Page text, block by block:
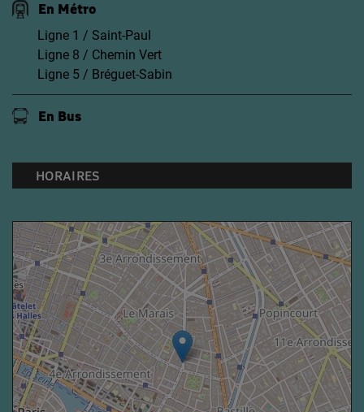
En Métro
Ligne 1 / Saint-Paul
Ligne 8 / Chemin Vert
Ligne 5 / Bréguet-Sabin
En Bus
HORAIRES